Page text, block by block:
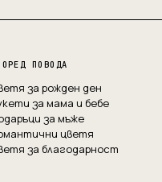
ПОВОДА
за рожден ден
за мама и бебе
за мъже
цветя
за благодарност